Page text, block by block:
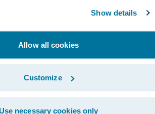
Show details
Allow all cookies
Customize
Use necessary cookies only
Fachabteilungen eine
und flexible Möglichkeit
Produkterstellung
des Advanced
ist die Automatisierung
Teils des
während